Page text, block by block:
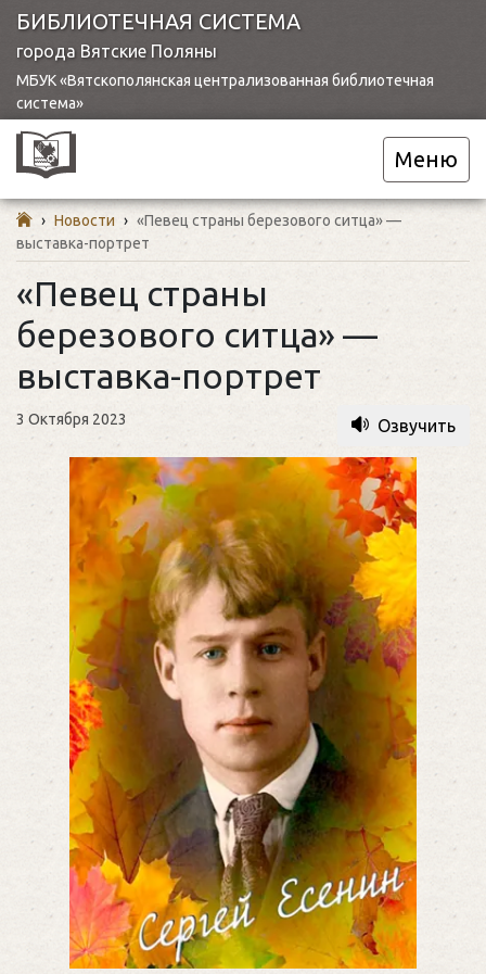
БИБЛИОТЕЧНАЯ СИСТЕМА
города Вятские Поляны
МБУК «Вятскополянская централизованная библиотечная
система»
Меню
› Новости › «Певец страны березового ситца» —
выставка-портрет
«Певец страны
березового ситца» —
выставка-портрет
3 Октября 2023 Озвучить